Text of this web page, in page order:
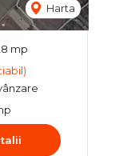
Harta
mp